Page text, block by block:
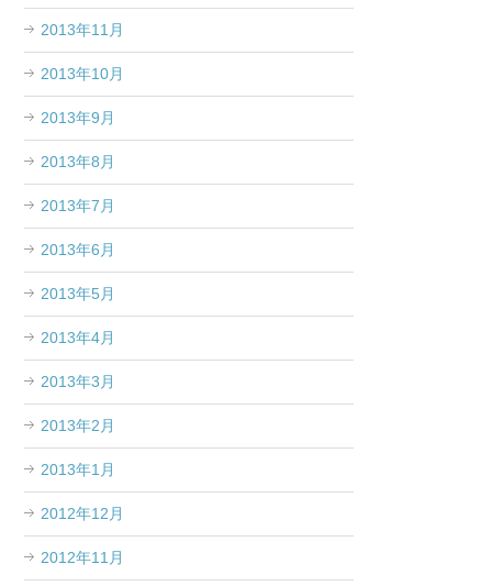
2013年11月
2013年10月
2013年9月
2013年8月
2013年7月
2013年6月
2013年5月
2013年4月
2013年3月
2013年2月
2013年1月
2012年12月
2012年11月